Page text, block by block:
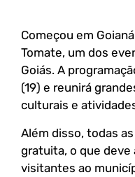
Começou em
Tomate, um dos
Goiás. A
(19) e reunirá
culturais e
Além disso, todas
gratuita, o que deve
visitantes ao